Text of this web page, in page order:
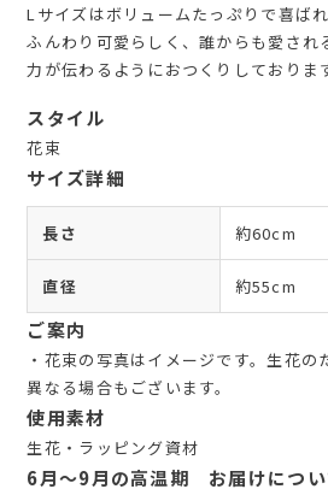
Lサイズはボリュームたっぷりで喜ば
ふんわり可愛らしく、誰からも愛され
力が伝わるようにおつくりしておりま
スタイル
花束
サイズ詳細
長さ 約60cm
直径 約55cm
ご案内
・花束の写真はイメージです。生花の
異なる場合もございます。
使用素材
生花・ラッピング資材
6月～9月の高温期 お届けについ